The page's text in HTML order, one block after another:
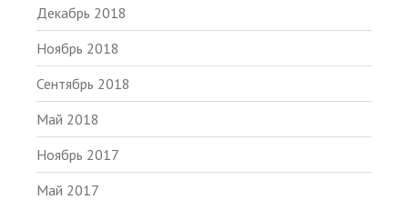
Декабрь 2018
Ноябрь 2018
Сентябрь 2018
Май 2018
Ноябрь 2017
Май 2017